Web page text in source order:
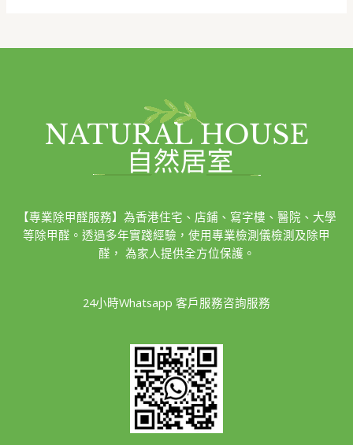
【專業除甲醛服務】為香港住宅、店鋪、寫字樓、醫院、大學
等除甲醛。透過多年實踐經驗，使用專業檢測儀檢測及除甲
醛， 為家人提供全方位保護。
24小時Whatsapp 客戶服務咨詢服務